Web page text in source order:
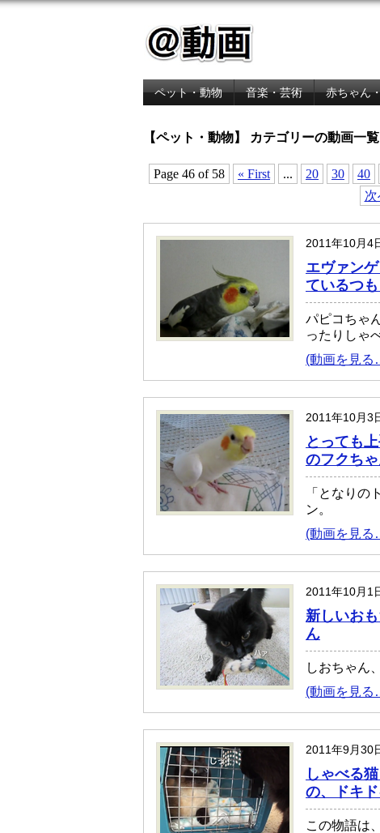
ペット・動物 音楽・芸術 赤ちゃん
【ペット・動物】 カテゴリーの動画一覧
Page 46 of 58 « First ... 20 30 40
次
2011年10月4
エヴァン
ているつ
パピコちゃ
ったりしゃ
(動画を見
2011年10月3
とっても
のフクち
「となりの
ン。
(動画を見
2011年10月1
新しいお
ん
しおちゃん
(動画を見
2011年9月30
しゃべる
の、ドキ
この物語は